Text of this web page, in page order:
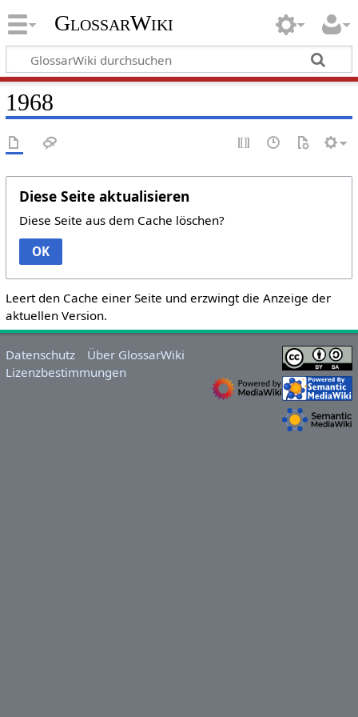
GlossarWiki
1968
Diese Seite aktualisieren
Diese Seite aus dem Cache löschen?
OK
Leert den Cache einer Seite und erzwingt die Anzeige der
aktuellen Version.
Datenschutz
Über GlossarWiki
Lizenzbestimmungen